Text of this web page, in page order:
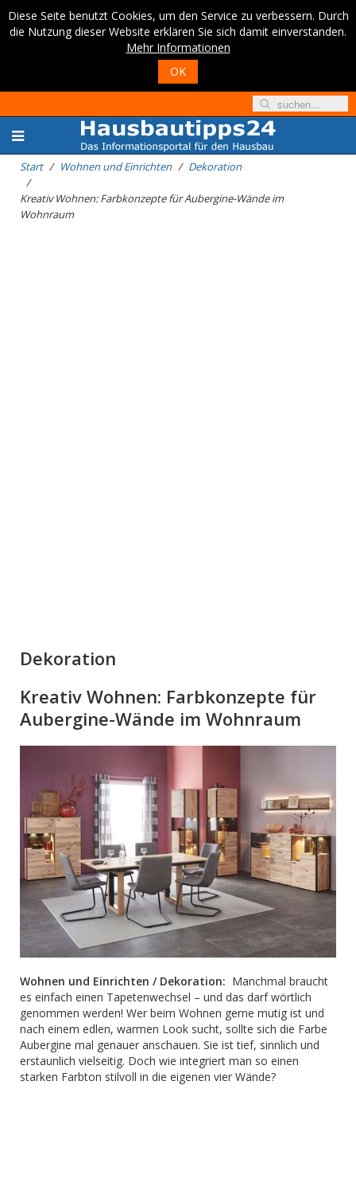
Diese Seite benutzt Cookies, um den Service zu verbessern. Durch
die Nutzung dieser Website erklären Sie sich damit einverstanden.
Mehr Informationen
OK
Start Wohnen und Einrichten Dekoration
Kreativ Wohnen: Farbkonzepte für Aubergine-Wände im
Wohnraum
Dekoration
Kreativ Wohnen: Farbkonzepte für
Aubergine-Wände im Wohnraum
Wohnen und Einrichten / Dekoration: Manchmal braucht
es einfach einen Tapetenwechsel – und das darf wörtlich
genommen werden! Wer beim Wohnen gerne mutig ist und
nach einem edlen, warmen Look sucht, sollte sich die Farbe
Aubergine mal genauer anschauen. Sie ist tief, sinnlich und
erstaunlich vielseitig. Doch wie integriert man so einen
starken Farbton stilvoll in die eigenen vier Wände?